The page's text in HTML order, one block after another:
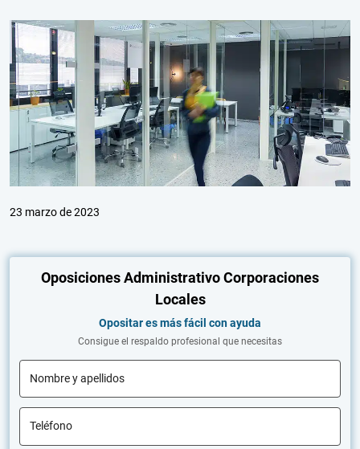
23 marzo de 2023
Oposiciones Administrativo Corporaciones
Locales
Opositar es más fácil con ayuda
Consigue el respaldo profesional que necesitas
Nombre y apellidos
Teléfono